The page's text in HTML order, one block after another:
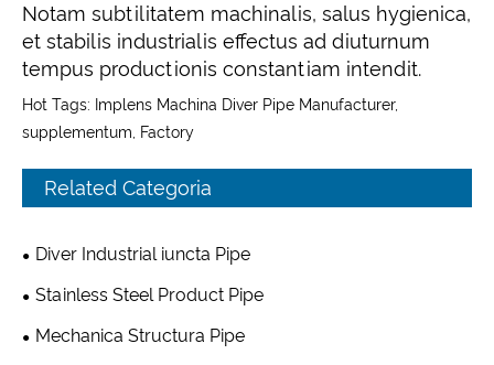
Notam subtilitatem machinalis, salus hygienica,
et stabilis industrialis effectus ad diuturnum
tempus productionis constantiam intendit.
Hot Tags: Implens Machina Diver Pipe Manufacturer,
supplementum, Factory
Related Categoria
Diver Industrial iuncta Pipe
Stainless Steel Product Pipe
Mechanica Structura Pipe